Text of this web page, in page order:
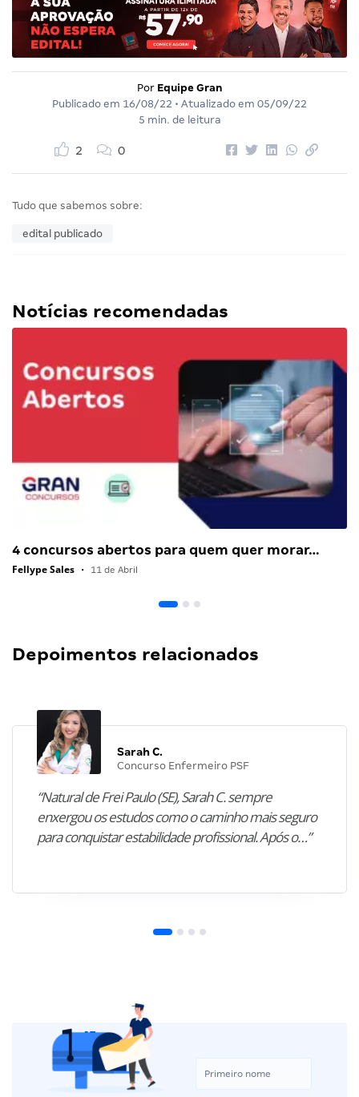
Por Equipe Gran
Publicado em 16/08/22 • Atualizado em 05/09/22
5 min. de leitura
2 0
Tudo que sabemos sobre:
edital publicado
Notícias recomendadas
4 concursos abertos para quem quer morar…
Fellype Sales • 11 de Abril
Depoimentos relacionados
Sarah C.
Concurso Enfermeiro PSF
“Natural de Frei Paulo (SE), Sarah C. sempre
enxergou os estudos como o caminho mais seguro
para conquistar estabilidade profissional. Após o…”